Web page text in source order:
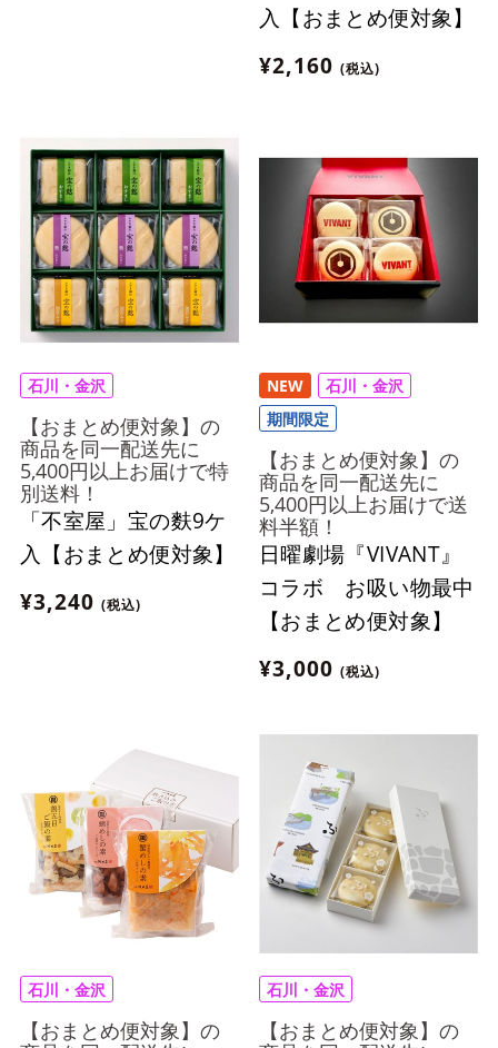
入【おまとめ便対象】
¥2,160 (税込)
石川・金沢
【おまとめ便対象】の
商品を同一配送先に
5,400円以上お届けで特
別送料！
「不室屋」宝の麩9ケ
入【おまとめ便対象】
¥3,240 (税込)
NEW
石川・金沢
期間限定
【おまとめ便対象】の
商品を同一配送先に
5,400円以上お届けで送
料半額！
日曜劇場『VIVANT』
コラボ お吸い物最中
【おまとめ便対象】
¥3,000 (税込)
石川・金沢
【おまとめ便対象】の
石川・金沢
【おまとめ便対象】の